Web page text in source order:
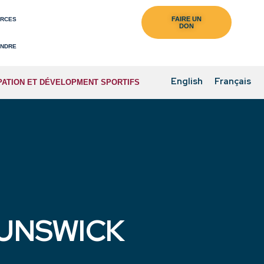
ET DÉVELOPMENT SPORTIFS English Français